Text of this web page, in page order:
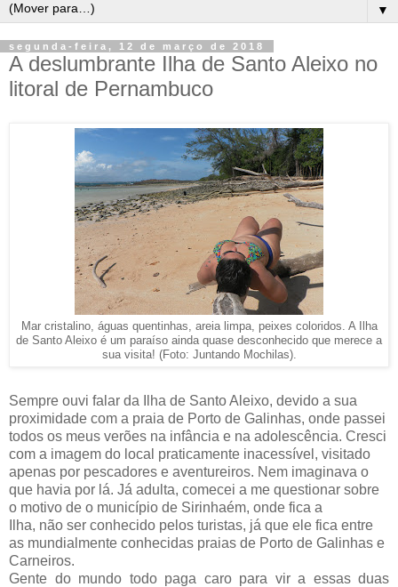
▼
segunda-feira, 12 de março de 2018
A deslumbrante Ilha de Santo Aleixo no
litoral de Pernambuco
Mar cristalino, águas quentinhas, areia limpa, peixes coloridos. A Ilha
de Santo Aleixo é um paraíso ainda quase desconhecido que merece a
sua visita! (Foto: Juntando Mochilas).
Sempre ouvi falar da Ilha de Santo Aleixo, devido a sua
proximidade com a praia de Porto de Galinhas, onde passei
todos os meus verões na infância e na adolescência. Cresci
com a imagem do local praticamente inacessível, visitado
apenas por pescadores e aventureiros. Nem imaginava o
que havia por lá. Já adulta, comecei a me questionar sobre
o motivo de o município de Sirinhaém, onde fica a
Ilha, não ser conhecido pelos turistas, já que ele fica entre
as mundialmente conhecidas praias de Porto de Galinhas e
Carneiros.
Gente do mundo todo paga caro para vir a essas duas